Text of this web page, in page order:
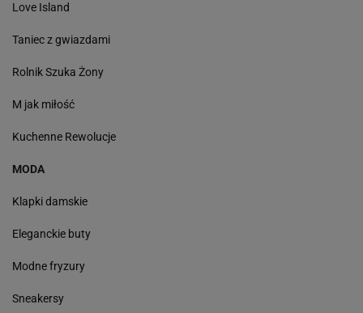
Love Island
Taniec z gwiazdami
Rolnik Szuka Żony
M jak miłość
Kuchenne Rewolucje
MODA
Klapki damskie
Eleganckie buty
Modne fryzury
Sneakersy